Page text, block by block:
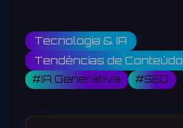
Tecnologia & IA
Tendências de Conteúdo
#IA Generativa
#SEO